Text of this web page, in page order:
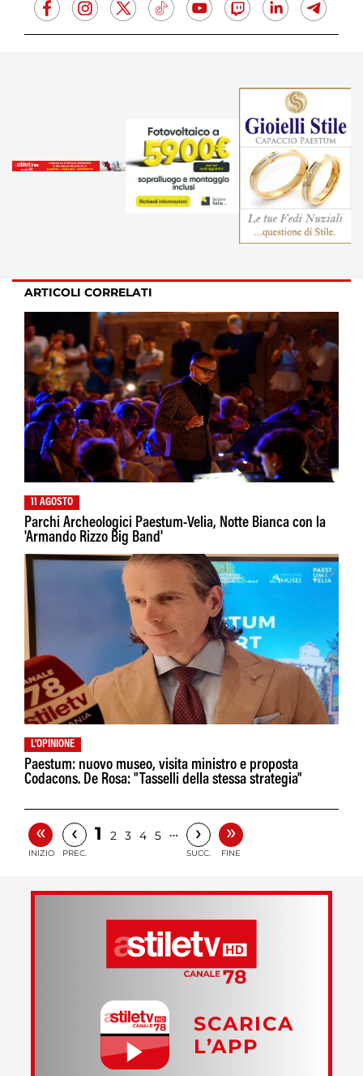
ARTICOLI CORRELATI
11 AGOSTO
Parchi Archeologici Paestum-Velia, Notte Bianca con la
'Armando Rizzo Big Band'
L'OPINIONE
Paestum: nuovo museo, visita ministro e proposta
Codacons. De Rosa: "Tasselli della stessa strategia"
«
INIZIO
‹
PREC.
1 2 3 4 5 … ›
SUCC.
»
FINE
SCARICA
L’APP